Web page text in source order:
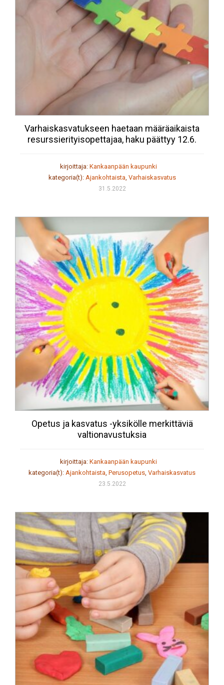
Varhaiskasvatukseen haetaan määräaikaista
resurssierityisopettajaa, haku päättyy 12.6.
kirjoittaja: Kankaanpään kaupunki
kategoria(t): Ajankohtaista, Varhaiskasvatus
31.5.2022
Opetus ja kasvatus -yksikölle merkittäviä
valtionavustuksia
kirjoittaja: Kankaanpään kaupunki
kategoria(t): Ajankohtaista, Perusopetus, Varhaiskasvatus
23.5.2022